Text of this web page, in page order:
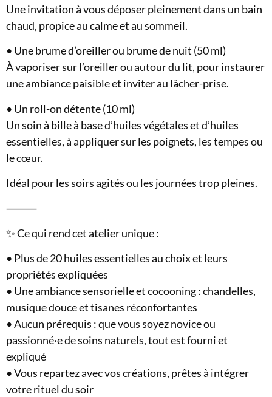
Une invitation à vous déposer pleinement dans un bain
chaud, propice au calme et au sommeil.
• Une brume d’oreiller ou brume de nuit (50 ml)
À vaporiser sur l’oreiller ou autour du lit, pour instaurer
une ambiance paisible et inviter au lâcher-prise.
• Un roll-on détente (10 ml)
Un soin à bille à base d’huiles végétales et d’huiles
essentielles, à appliquer sur les poignets, les tempes ou
le cœur.
Idéal pour les soirs agités ou les journées trop pleines.
⸻
✨ Ce qui rend cet atelier unique :
• Plus de 20 huiles essentielles au choix et leurs
propriétés expliquées
• Une ambiance sensorielle et cocooning : chandelles,
musique douce et tisanes réconfortantes
• Aucun prérequis : que vous soyez novice ou
passionné·e de soins naturels, tout est fourni et
expliqué
• Vous repartez avec vos créations, prêtes à intégrer
votre rituel du soir